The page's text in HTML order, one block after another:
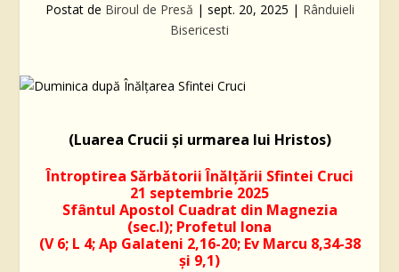
Postat de Biroul de Presă | sept. 20, 2025 | Rânduieli
Bisericesti
(Luarea Crucii și urmarea lui Hristos)
Întroptirea Sărbătorii Înălțării Sfintei Cruci
21 septembrie 2025
Sfântul Apostol Cuadrat din Magnezia
(sec.I); Profetul Iona
(V6; L 4; Ap Galateni 2,16-20; Ev Marcu 8,34-38
și 9,1)